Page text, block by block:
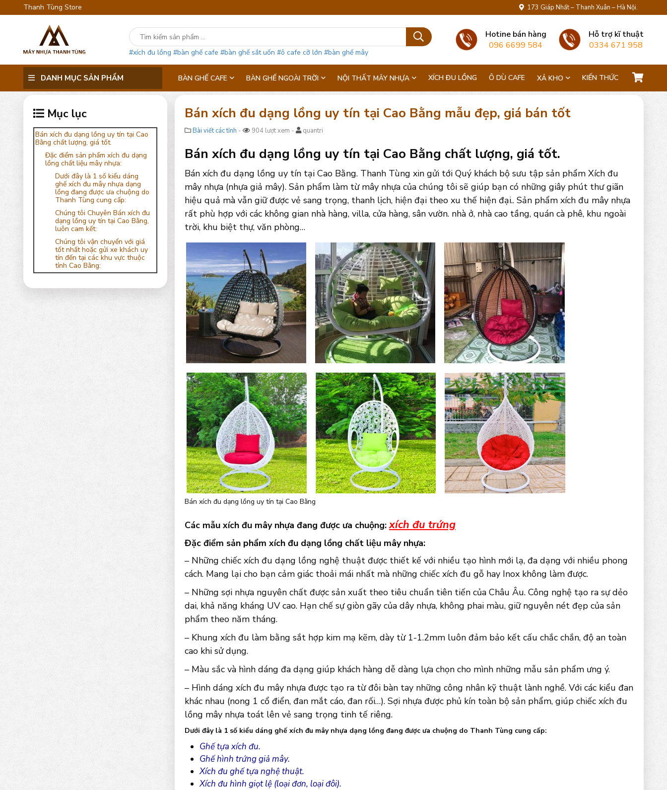
Thanh Tùng Store 173 Giáp Nhất – Thanh Xuân – Hà Nội.
#xích đu lồng #bàn ghế cafe #bàn ghế sắt uốn #ô cafe cỡ lớn #bàn ghế mây
Hotine bán hàng
096 6699 584
Hỗ trợ kĩ thuật
0334 671 958
DANH MỤC SẢN PHẨM BÀN GHẾ CAFE BÀN GHẾ NGOÀI TRỜI NỘI THẤT MÂY NHỰA XÍCH ĐU LỒNG Ô DÙ CAFE XẢ KHO KIẾN THỨC
Mục lục
Bán xích đu dạng lồng uy tín tại Cao
Bằng chất lượng, giá tốt.
Đặc điểm sản phẩm xích đu dạng
lồng chất liệu mây nhựa:
Dưới đây là 1 số kiểu dáng
ghế xích đu mây nhựa dạng
lồng đang được ưa chuộng do
Thanh Tùng cung cấp:
Chúng tôi Chuyên Bán xích đu
dạng lồng uy tín tại Cao Bằng,
luôn cam kết:
Chúng tôi vận chuyển với giá
tốt nhất hoặc gửi xe khách uy
tín đến tại các khu vực thuộc
tỉnh Cao Bằng:
Bán xích đu dạng lồng uy tín tại Cao Bằng mẫu đẹp, giá bán tốt
Bài viết các tỉnh - 904 lượt xem - quantri
Bán xích đu dạng lồng uy tín tại Cao Bằng chất lượng, giá tốt.
Bán xích đu dạng lồng uy tín tại Cao Bằng. Thanh Tùng xin gửi tới Quý khách bộ sưu tập sản phẩm Xích đu
mây nhựa (nhựa giả mây). Sản phẩm làm từ mây nhựa của chúng tôi sẽ giúp bạn có những giây phút thư giãn
hiệu quả mà vẫn giữ được vẻ sang trọng, thanh lịch, hiện đại theo xu thế hiện đại.. Sản phẩm xích đu mây nhựa
rất phù hợp với các không gian nhà hàng, villa, cửa hàng, sân vườn. nhà ở, nhà cao tầng, quán cà phê, khu ngoài
trời, khu biệt thự, văn phòng…
Bán xích đu dạng lồng uy tín tại Cao Bằng
Các mẫu xích đu mây nhựa đang được ưa chuộng:xích đu trứng
Đặc điểm sản phẩm xích đu dạng lồng chất liệu mây nhựa:
– Những chiếc xích đu dạng lồng nghệ thuật được thiết kế với nhiều tạo hình mới lạ, đa dạng với nhiều phong
cách. Mang lại cho bạn cảm giác thoải mái nhất mà những chiếc xích đu gỗ hay Inox không làm được.
– Những sợi nhựa nguyên chất được sản xuất theo tiêu chuẩn tiên tiến của Châu Âu. Công nghệ tạo ra sự dẻo
dai, khả năng kháng UV cao. Hạn chế sự giòn gãy của dây nhựa, không phai màu, giữ nguyên nét đẹp của sản
phẩm theo năm tháng.
– Khung xích đu làm bằng sắt hợp kim mạ kẽm, dày từ 1-1.2mm luôn đảm bảo kết cấu chắc chắn, độ an toàn
cao khi sử dụng.
– Màu sắc và hình dáng đa dạng giúp khách hàng dễ dàng lựa chọn cho mình những mẫu sản phẩm ưng ý.
– Hình dáng xích đu mây nhựa được tạo ra từ đôi bàn tay những công nhân kỹ thuật lành nghề. Với các kiểu đan
khác nhau (nong 1 cổ điển, đan mắt cáo, đan rối…). Sợi nhựa được phủ kín toàn bộ sản phẩm, giúp chiếc xích đu
lồng mây nhựa toát lên vẻ sang trọng tinh tế riêng.
Dưới đây là 1 số kiểu dáng ghế xích đu mây nhựa dạng lồng đang được ưa chuộng do Thanh Tùng cung cấp:
Ghế tựa xích đu.
Ghế hình trứng giả mây.
Xích đu ghế tựa nghệ thuật.
Xích đu hình giọt lệ (loại đơn, loại đôi).